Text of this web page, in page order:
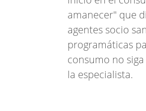
amanecer" que
agentes socio
programáticas
consumo no
la especialista.